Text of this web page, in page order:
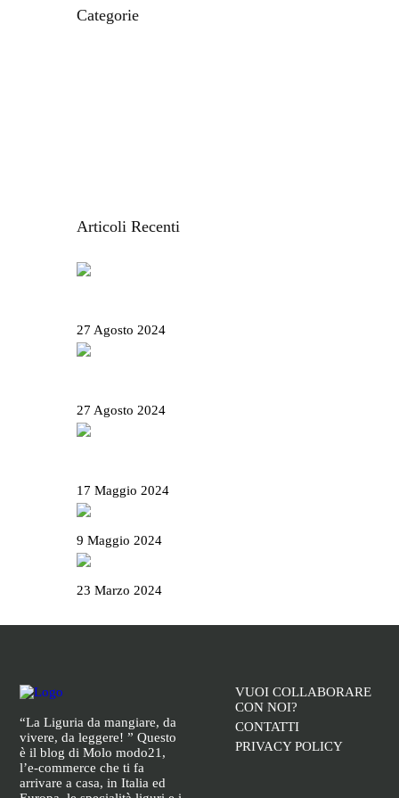
Categorie
Articoli Recenti
27 Agosto 2024
27 Agosto 2024
17 Maggio 2024
9 Maggio 2024
23 Marzo 2024
“La Liguria da mangiare, da
vivere, da leggere! ” Questo
è il blog di Molo modo21,
l’e-commerce che ti fa
arrivare a casa, in Italia ed
VUOI COLLABORARE
CON NOI?
CONTATTI
PRIVACY POLICY